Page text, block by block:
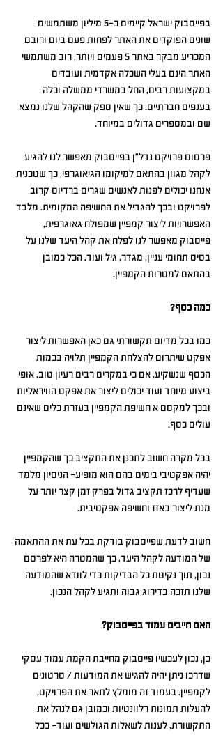
בפייסבוק ישראל קיימים כ-5 מיליון משתמשים
שונים הפוקדים את האתר לפחות פעם ביום ורובם
המכריע מבקר באתר 5 פעמים ויותר, רוב משתמשי
האתר הינם בעלי השכלה אקדמית ועובדים
במקצועות רבים, החל במשרדי ממשלה וכלה
בענפים חברתיים. כך שאין ספק שהקהל שלנו נמצא
שם ובמספרים גדולים במיוחד.
פרסום פרויקט נדל"ן בפייסבוק מאפשר לנו להגיע
לקהל מגוון בהתאם למיקומו הגיאוגרפי, כך שטכנית
אנחנו יכולים לפנות לאנשים שגרים ברדיוס קרוב
לפרויקט ובכך להגדיל את החשיפה המקומית. מלבד
האפשרויות ליצור קמפיין שמפולח גאוגרפית,
פייסבוק מאפשר לנו לפלח את קהל היעד שלנו על
בסיס תחומי עניין, מגדר, גיל ועוד. הכל כמובן
בהתאם למטרות הקמפיין.
כמה כסף?
כמו בכל מדיום תקשורתי גם כאן האפשרות ליצור
אפקט שיתרום להצלחת הקמפיין תלויה בכמות
הכסף שנשקיע, אם כי במקרים רבים רעיון טוב, אופי
ביצוע מיוחד ועוד יכולים ליצור את אפקט הוויראליות
ובכך למקסם א חשיפת הקמפיין בעזרת כלים שאינם
עולים כסף.
בכל מקרה חשוב לתכנן את התקציב כך שהקמפיין
יהיה אפקטיבי בימים בהם הוא מופיע- הניסיון מלמד
שעדיף לרכז תקציב גדול בפרק זמן קצר יותר על
מנת ליצור באזז וחשיפה אפקטיבית.
חשוב לדעת שפייסבוק בודקת בכל עת את ההתאמה
של המודעה לקהל היעד, כך שהמטרה היא לפרסם
נכון, תוך נקיטת כל הבדיקות כדי לוודא שהמודעה
שלנו תזכה בדירוג גבוה ותגיע לקהל הנכון.
האם חייבים עמוד בפייסבוק?
כן, נכון לעכשיו פייסבוק מחייבת הקמת עמוד עסקי
שדרכו ניתן יהיה להגיש את המודעות / סרטונים
לקמפיין. בעמוד זה מומלץ לתאר את הפרויקט,
להעלות תמונות רלוונטיות וכמובן גם לנהל את
התקשורת, לענות לשאלות הגולשים ועוד- ככל